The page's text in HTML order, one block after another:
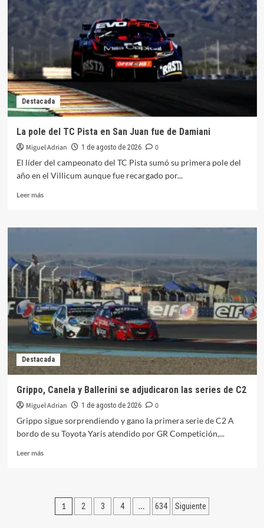
líder
accidente
de
Ogier
Destacada
La pole del TC Pista en San Juan fue de Damiani
Miguel Adrian 1 de agosto de 2026
0
El líder del campeonato del TC Pista sumó su primera pole del
año en el Villicum aunque fue recargado por...
Leer másLeer
La
TC
Pista
en
San
Juan
fue
de
Damiani
Destacada
Grippo, Canela y Ballerini se adjudicaron las series de C2
Miguel Adrian 1 de agosto de 2026
0
Grippo sigue sorprendiendo y gano la primera serie de C2 A
bordo de su Toyota Yaris atendido por GR Competición,...
Leer másLeer
Canela
Paginación
1 2 3 4 … 634 Siguiente